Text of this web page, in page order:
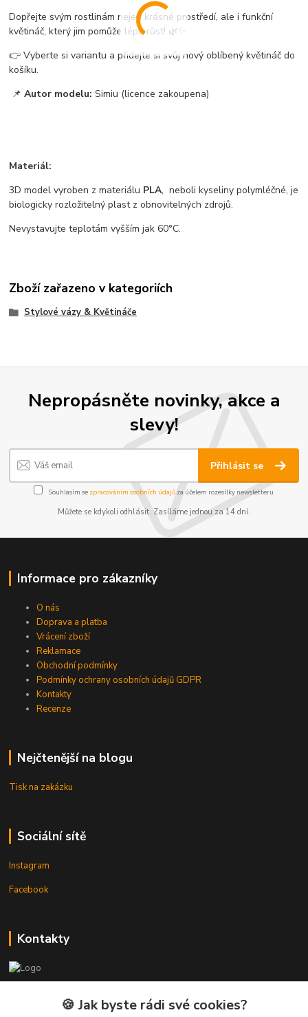
Dopřejte svým rostlinám nejen krásné prostředí, ale i funkční
květináč, který jim pomůže lépe růst! 🌿✨
👉 Vyberte si variantu a přidejte si svůj nový oblíbený květináč do
košíku.
📌Autor modelu: Simiu (licence zakoupena)
Materiál:
3D model vyroben z materiálu PLA, neboli kyseliny polymléčné, je
biologicky rozložitelný plast z obnovitelných zdrojů.
Nevystavujte teplotám vyšším jak 60°C.
Zboží zařazeno v kategoriích
Stylové vázy & Květináče
Nepropásněte novinky, akce a
slevy!
Přihlásit se
Souhlasím se zpracováním osobních údajůza účelem rozesílky newsletteru.
Můžete se kdykoli odhlásit. Zasíláme jednou za 14 dní.
Informace pro zákazníky
O nás
Doprava a platba
Vrácení zboží
Reklamace
Obchodní podmínky
Podmínky ochrany osobních údajů GDPR
Kontakty
Recenze
Nejčtenější na blogu
Tisk na zakázku
Sociální sítě
Instagram
Facebook
Kontakty
🍪 Jak byste rádi své cookies?